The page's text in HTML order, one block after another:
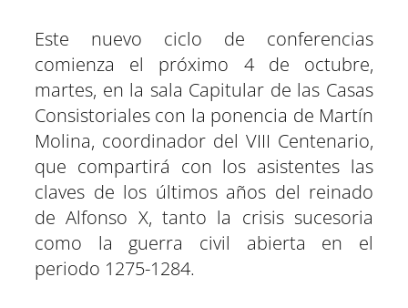
Este nuevo ciclo de conferencias
comienza el próximo 4 de octubre,
martes, en la sala Capitular de las Casas
Consistoriales con la ponencia de Martín
Molina, coordinador del VIII Centenario,
que compartirá con los asistentes las
claves de los últimos años del reinado
de Alfonso X, tanto la crisis sucesoria
como la guerra civil abierta en el
periodo 1275-1284.